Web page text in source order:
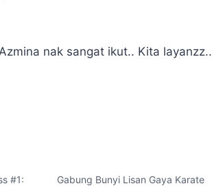
nak sangat ikut.. Kita layanzz..
#1:
Gabung Bunyi Lisan Gaya Karate